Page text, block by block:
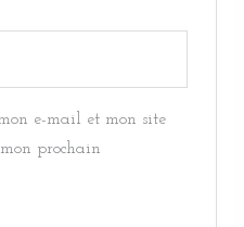
e-mail et mon site
prochain